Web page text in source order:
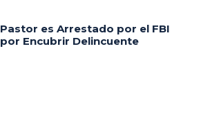
Pastor es Arrestado por el FBI
por Encubrir Delincuente